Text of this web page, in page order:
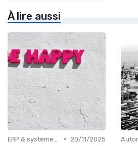
À lire aussi
•
20/11/2025